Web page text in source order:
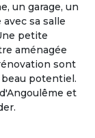
un garage, un
sa salle
petite
aménagée
sont
potentiel.
et